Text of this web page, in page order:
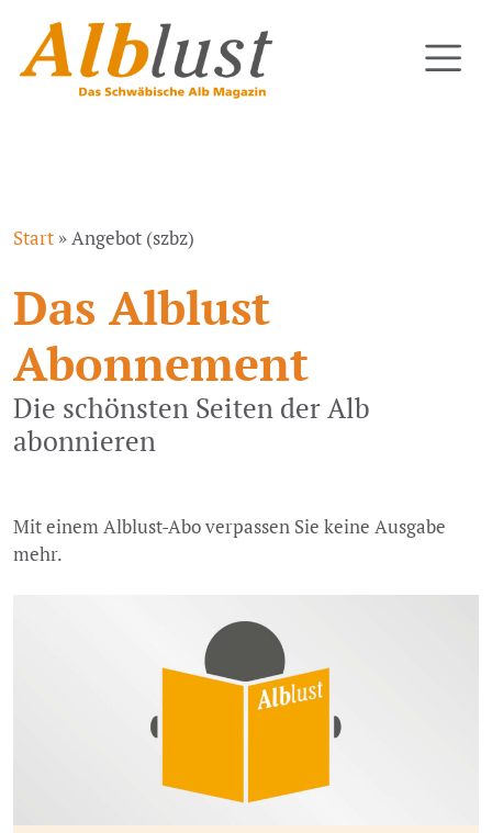
Start »Angebot (szbz)
Das Alblust
Abonnement
Die schönsten Seiten der Alb
abonnieren
Mit einem Alblust-Abo verpassen Sie keine Ausgabe
mehr.